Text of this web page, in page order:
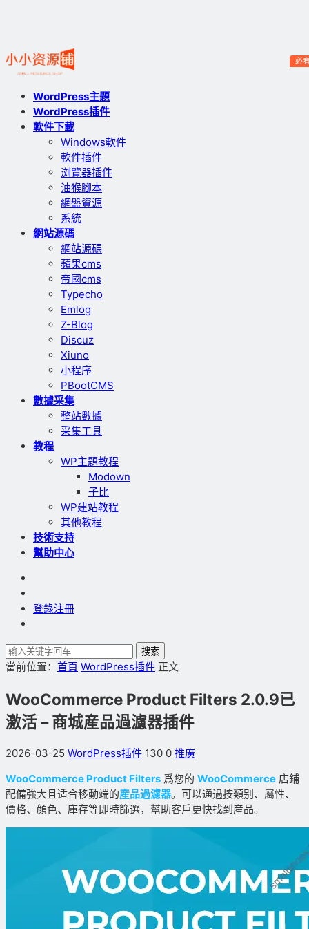
WordPress主題
WordPress插件
軟件下載
Windows軟件
軟件插件
浏覽器插件
油猴腳本
網盤資源
系統
網站源碼
網站源碼
蘋果cms
帝國cms
Typecho
Emlog
Z-Blog
Discuz
Xiuno
小程序
PBootCMS
數據采集
整站數據
采集工具
教程
WP主題教程
Modown
子比
WP建站教程
其他教程
技術支持
幫助中心
必
登錄注冊
搜索
當前位置： 首頁 WordPress插件 正文
WooCommerce Product Filters 2.0.9已
激活 – 商城産品過濾器插件
2026-03-25 WordPress插件 130 0 推廣
WooCommerce Product Filters 爲您的 WooCommerce 店鋪
配備強大且适合移動端的産品過濾器。可以通過按類别、屬性、
價格、顔色、庫存等即時篩選，幫助客戶更快找到産品。